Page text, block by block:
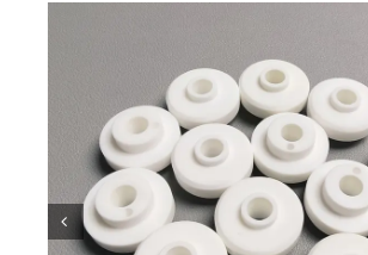
Kiến thức về gốm